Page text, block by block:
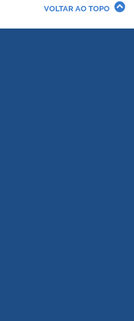
VOLTAR AO TOPO